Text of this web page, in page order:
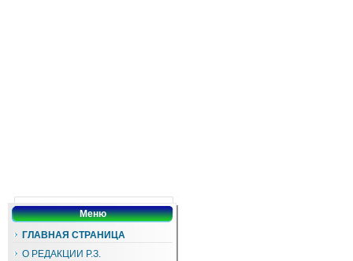
Меню
ГЛАВНАЯ СТРАНИЦА
О РЕДАКЦИИ Р.З.